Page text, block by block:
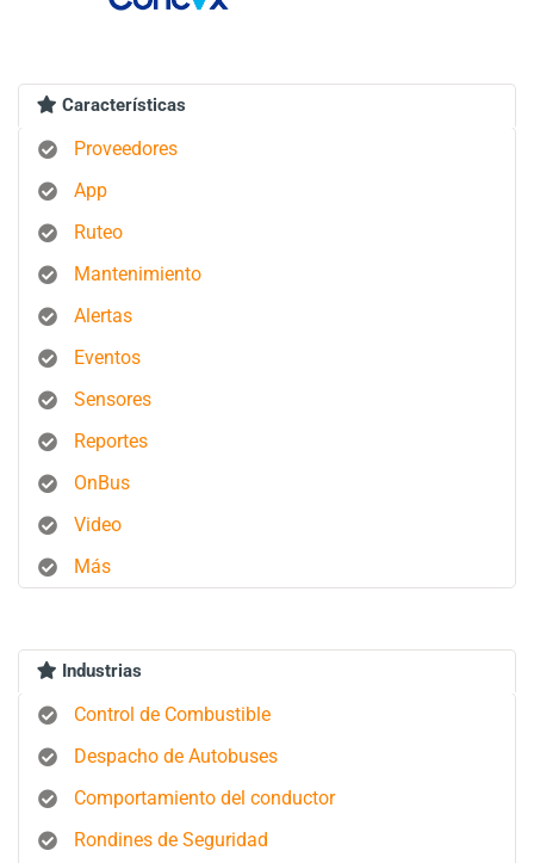
Características
Proveedores
App
Ruteo
Mantenimiento
Alertas
Eventos
Sensores
Reportes
OnBus
Video
Más
Industrias
Control de Combustible
Despacho de Autobuses
Comportamiento del conductor
Rondines de Seguridad